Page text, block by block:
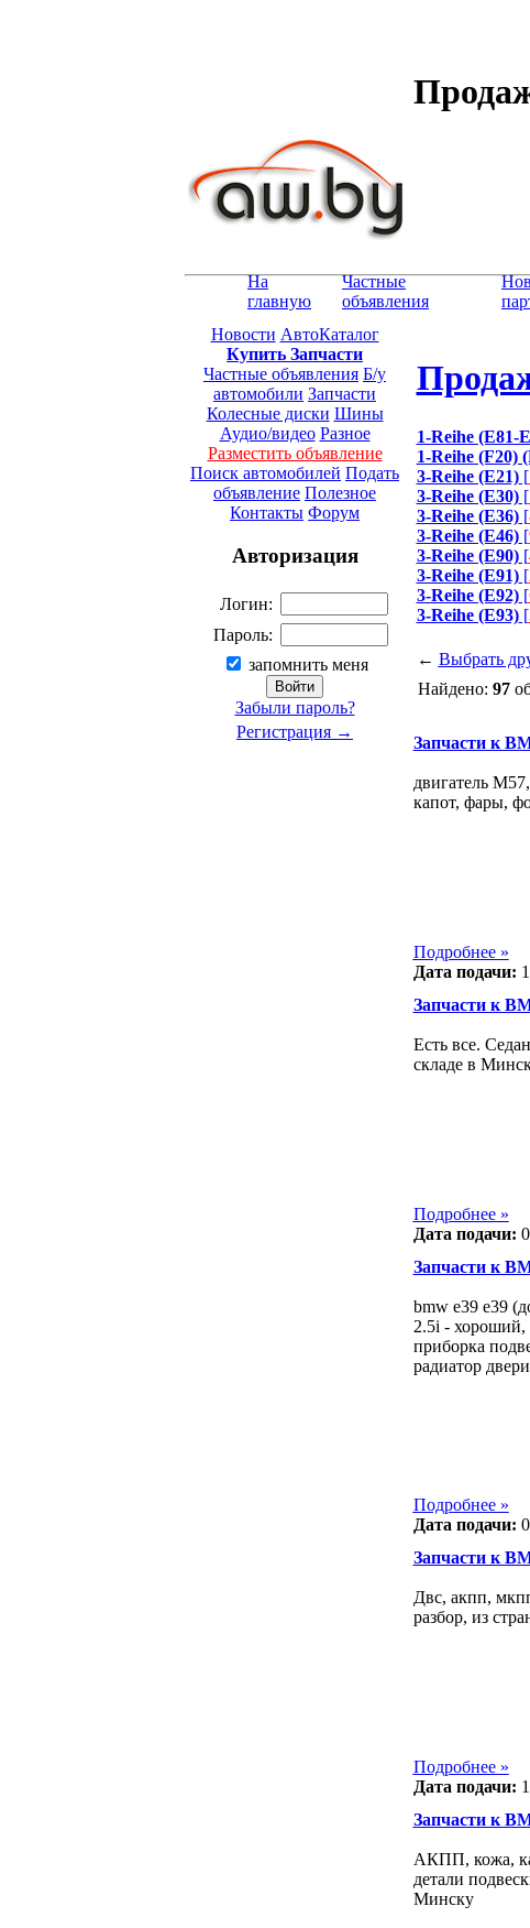
На
главную
Частные
объявления
Новости АвтоКаталог
Купить Запчасти
Частные объявления Б/у
автомобили Запчасти
Колесные диски Шины
Аудио/видео Разное
Разместить объявление
Поиск автомобилей Подать
объявление Полезное
Контакты Форум
Авторизация
Логин:
Пароль:
запомнить меня
Забыли пароль?
Регистрация →
1-Reihe (E81-
1-Reihe (F20)
3-Reihe (E21)[
3-Reihe (E30)[
3-Reihe (E36)[
3-Reihe (E46)[
3-Reihe (E90)[
3-Reihe (E91)[
3-Reihe (E92)[
3-Reihe (E93)[
← Выбрать
Найдено: 97
Запчасти к
двигатель
капот, фары,
Подробнее »
Дата подачи:
Запчасти к
Есть все.
складе в
Подробнее »
Дата подачи:
Запчасти к
bmw e39 е39
2.5i - хороший,
приборка
радиатор
Подробнее »
Дата подачи:
Запчасти к
Двс, акпп,
разбор, из
Подробнее »
Дата подачи:
Запчасти к
АКПП, кожа,
детали
Минску